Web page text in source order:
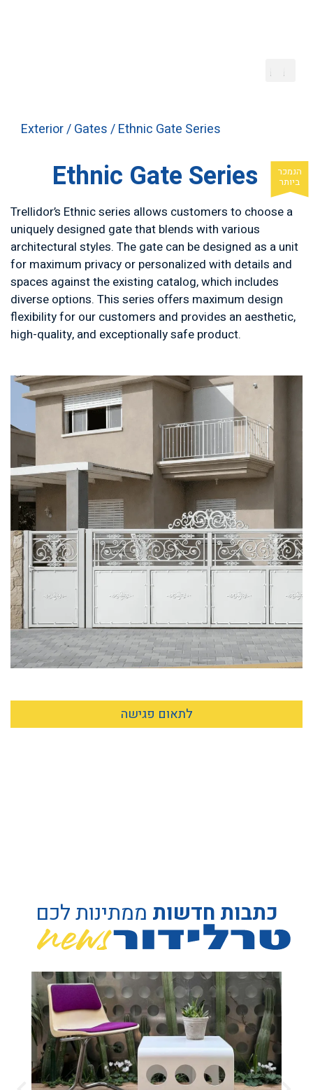
Exterior/Gates/ Ethnic Gate Series
Ethnic Gate Series
Trellidor’s Ethnic series allows customers to choose a
uniquely designed gate that blends with various
architectural styles. The gate can be designed as a unit
for maximum privacy or personalized with details and
spaces against the existing catalog, which includes
diverse options. This series offers maximum design
flexibility for our customers and provides an aesthetic,
high-quality, and exceptionally safe product.
לתאום פגישה
כתבות חדשות ממתינות לכם